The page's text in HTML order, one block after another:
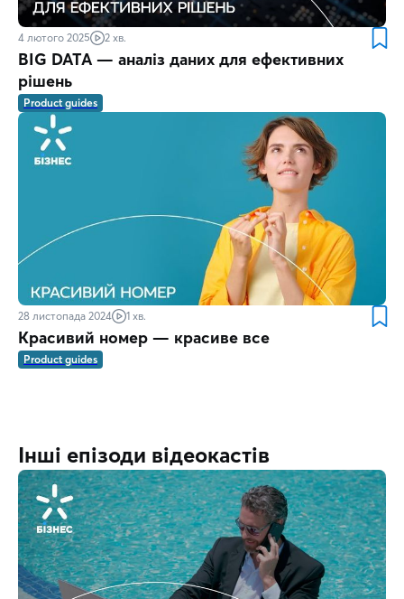
4 лютого 2025 2 хв.
BIG DATA — аналіз даних для ефективних
рішень
Product guides
28 листопада 2024 1 хв.
Красивий номер — красиве все
Product guides
Інші епізоди відеокастів